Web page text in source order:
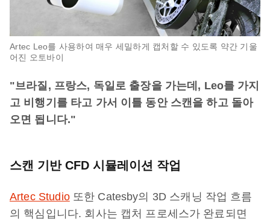
Artec Leo를 사용하여 매우 세밀하게 캡처할 수 있도록 약간 기울
어진 오토바이
"브라질, 프랑스, 독일로 출장을 가는데, Leo를 가지
고 비행기를 타고 가서 이틀 동안 스캔을 하고 돌아
오면 됩니다."
스캔 기반 CFD 시뮬레이션 작업
Artec Studio또한 Catesby의 3D 스캐닝 작업 흐름
의 핵심입니다. 회사는 캡처 프로세스가 완료되면